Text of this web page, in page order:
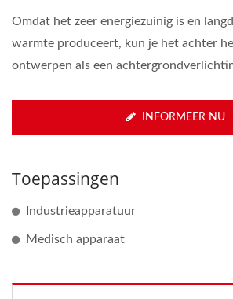
Omdat het zeer energiezuinig is en
warmte produceert, kun je het achter
ontwerpen als een
INFORMEER NU
Toepassingen
Industrieapparatuur
Medisch apparaat